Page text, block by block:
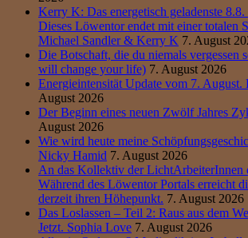
Kerry K: Das energetisch geladenste 8.8.
Dieses Löwentor endet mit einer totalen
Michael Sandler & Kerry K 7. August
Die Botschaft, die du niemals vergessen
will change your life) 7. August 2026
Energieintensität Update vom 7.
August 2026
Der Beginn eines neuen Zwölf Jahres
August 2026
Wie wird heute meine
Nicky Hamid 7. August 2026
An das Kollektiv der LichtArbeiterInnen
Während des Löwentor Portals erreicht
derzeit ihren Höhepunkt. 7. August 2026
Das Loslassen – Teil 2: Raus aus dem
Jetzt. Sophia Love 7. August 2026